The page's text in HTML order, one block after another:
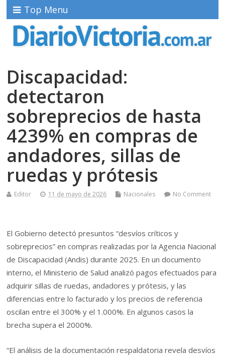
Top Menu
Discapacidad:
detectaron
sobreprecios de hasta
4239% en compras de
andadores, sillas de
ruedas y prótesis
Editor 11 de mayo de 2026 Nacionales No Comment
El Gobierno detectó presuntos “desvíos críticos y
sobreprecios” en compras realizadas por la Agencia Nacional
de Discapacidad (Andis) durante 2025. En un documento
interno, el Ministerio de Salud analizó pagos efectuados para
adquirir sillas de ruedas, andadores y prótesis, y las
diferencias entre lo facturado y los precios de referencia
oscilan entre el 300% y el 1.000%. En algunos casos la
brecha supera el 2000%.
“El análisis de la documentación respaldatoria revela desvíos